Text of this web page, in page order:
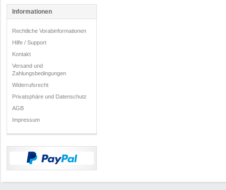
Informationen
Rechtliche Vorabinformationen
Hilfe / Support
Kontakt
Versand und
Zahlungsbedingungen
Widerrufsrecht
Privatsphäre und Datenschutz
AGB
Impressum